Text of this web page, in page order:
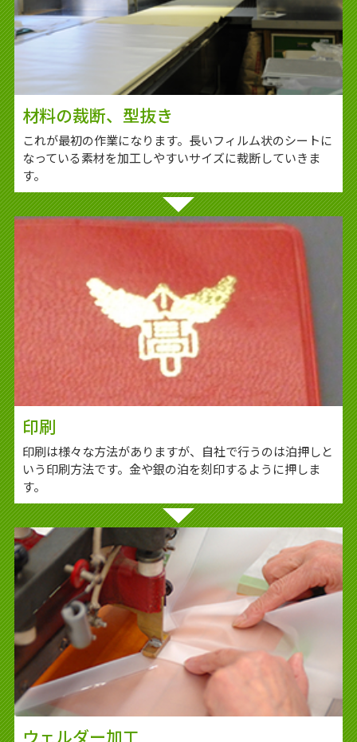
材料の裁断、型抜き
これが最初の作業になります。長いフィルム状のシートに
なっている素材を加工しやすいサイズに裁断していきま
す。
印刷
印刷は様々な方法がありますが、自社で行うのは泊押しと
いう印刷方法です。金や銀の泊を刻印するように押しま
す。
ウェルダー加工